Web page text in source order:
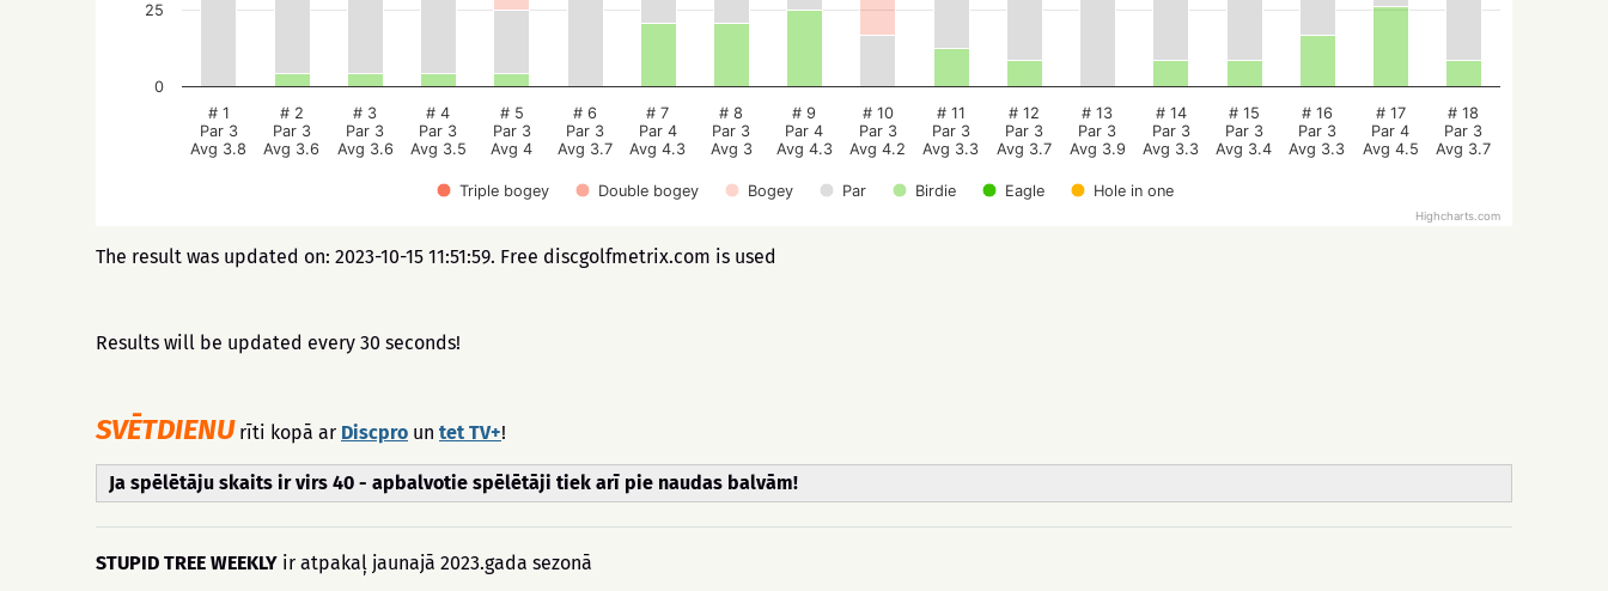
Triple bogey Double bogey Bogey Par Birdie Eagle Hole in one
# 1
Par 3
Avg 3.8
# 2
Par 3
Avg 3.6
# 3
Par 3
Avg 3.6
# 4
Par 3
Avg 3.5
# 5
Par 3
Avg 4
# 6
Par 3
Avg 3.7
# 7
Par 4
Avg 4.3
# 8
Par 3
Avg 3
# 9
Par 4
Avg 4.3
# 10
Par 3
Avg 4.2
# 11
Par 3
Avg 3.3
# 12
Par 3
Avg 3.7
# 13
Par 3
Avg 3.9
# 14
Par 3
Avg 3.3
# 15
Par 3
Avg 3.4
# 16
Par 3
Avg 3.3
# 17
Par 4
Avg 4.5
# 18
Par 3
Avg 3.7
0
25
Highcharts.com
The result was updated on: 2023-10-15 11:51:59. Free discgolfmetrix.com is used
Results will be updated every 30 seconds!
SVĒTDIENU rīti kopā ar Discpro un tet TV+!
Ja spēlētāju skaits ir virs 40 - apbalvotie spēlētāji tiek arī pie naudas balvām!
STUPID TREE WEEKLY ir atpakaļ jaunajā 2023.gada sezonā